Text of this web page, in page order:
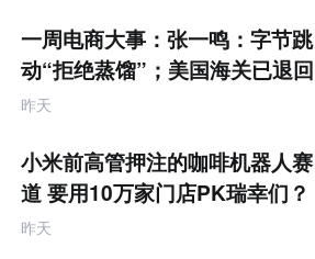
一周电商大事：张一鸣：字节跳
动“拒绝蒸馏”；美国海关已退回
约1000亿美元关税
昨天
小米前高管押注的咖啡机器人赛
道 要用10万家门店PK瑞幸们？
昨天